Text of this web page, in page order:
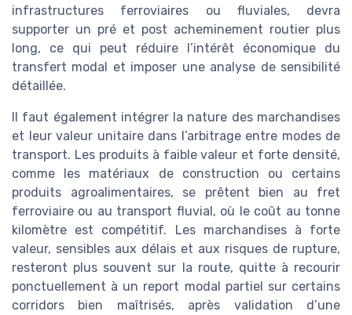
infrastructures ferroviaires ou fluviales, devra
supporter un pré et post acheminement routier plus
long, ce qui peut réduire l’intérêt économique du
transfert modal et imposer une analyse de sensibilité
détaillée.
Il faut également intégrer la nature des marchandises
et leur valeur unitaire dans l’arbitrage entre modes de
transport. Les produits à faible valeur et forte densité,
comme les matériaux de construction ou certains
produits agroalimentaires, se prêtent bien au fret
ferroviaire ou au transport fluvial, où le coût au tonne
kilomètre est compétitif. Les marchandises à forte
valeur, sensibles aux délais et aux risques de rupture,
resteront plus souvent sur la route, quitte à recourir
ponctuellement à un report modal partiel sur certains
corridors bien maîtrisés, après validation d’une